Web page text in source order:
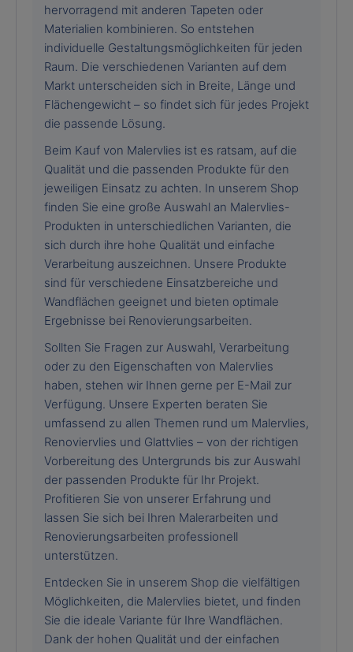
hervorragend mit anderen Tapeten oder
Materialien kombinieren. So entstehen
individuelle Gestaltungsmöglichkeiten für jeden
Raum. Die verschiedenen Varianten auf dem
Markt unterscheiden sich in Breite, Länge und
Flächengewicht – so findet sich für jedes Projekt
die passende Lösung.
Beim Kauf von Malervlies ist es ratsam, auf die
Qualität und die passenden Produkte für den
jeweiligen Einsatz zu achten. In unserem Shop
finden Sie eine große Auswahl an Malervlies-
Produkten in unterschiedlichen Varianten, die
sich durch ihre hohe Qualität und einfache
Verarbeitung auszeichnen. Unsere Produkte
sind für verschiedene Einsatzbereiche und
Wandflächen geeignet und bieten optimale
Ergebnisse bei Renovierungsarbeiten.
Sollten Sie Fragen zur Auswahl, Verarbeitung
oder zu den Eigenschaften von Malervlies
haben, stehen wir Ihnen gerne per E-Mail zur
Verfügung. Unsere Experten beraten Sie
umfassend zu allen Themen rund um Malervlies,
Renoviervlies und Glattvlies – von der richtigen
Vorbereitung des Untergrunds bis zur Auswahl
der passenden Produkte für Ihr Projekt.
Profitieren Sie von unserer Erfahrung und
lassen Sie sich bei Ihren Malerarbeiten und
Renovierungsarbeiten professionell
unterstützen.
Entdecken Sie in unserem Shop die vielfältigen
Möglichkeiten, die Malervlies bietet, und finden
Sie die ideale Variante für Ihre Wandflächen.
Dank der hohen Qualität und der einfachen